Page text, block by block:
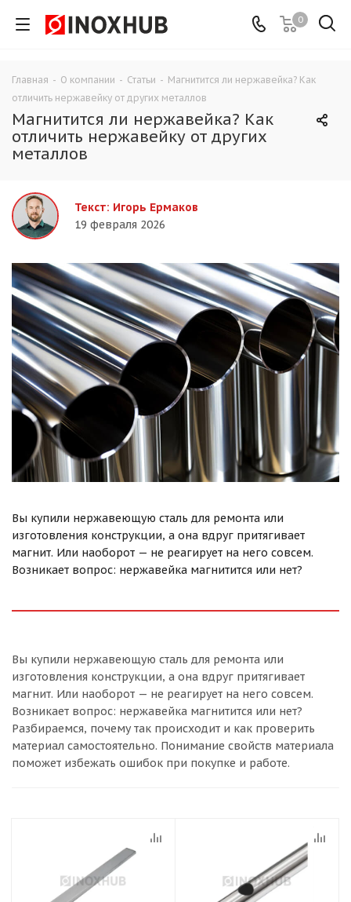
0
Главная - О компании - Статьи - Магнитится ли нержавейка? Как
отличить нержавейку от других металлов
Магнитится ли нержавейка? Как
отличить нержавейку от других
металлов
Текст: Игорь Ермаков
19 февраля 2026
Вы купили нержавеющую сталь для ремонта или
изготовления конструкции, а она вдруг притягивает
магнит. Или наоборот — не реагирует на него совсем.
Возникает вопрос: нержавейка магнитится или нет?
Вы купили нержавеющую сталь для ремонта или
изготовления конструкции, а она вдруг притягивает
магнит. Или наоборот — не реагирует на него совсем.
Возникает вопрос: нержавейка магнитится или нет?
Разбираемся, почему так происходит и как проверить
материал самостоятельно. Понимание свойств материала
поможет избежать ошибок при покупке и работе.